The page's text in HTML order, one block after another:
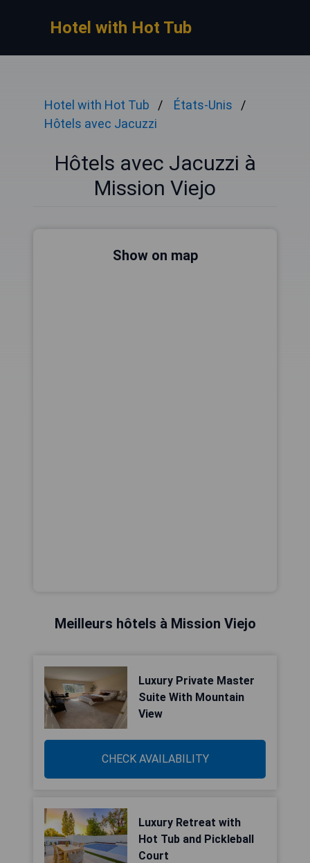
Hotel with Hot Tub
Hotel with Hot Tub
États-Unis
Hôtels avec Jacuzzi
Hôtels avec Jacuzzi à
Mission Viejo
Show on map
Meilleurs hôtels à Mission Viejo
Luxury Private Master
Suite With Mountain
View
CHECK AVAILABILITY
Luxury Retreat with
Hot Tub and Pickleball
Court